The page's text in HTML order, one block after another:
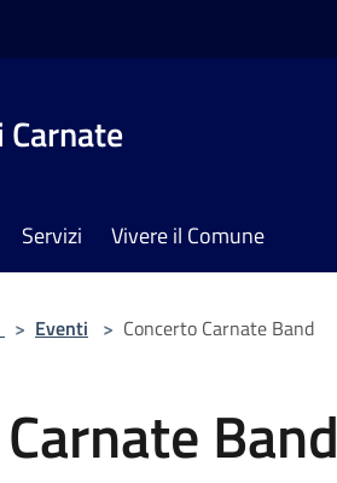
Carnate
Servizi Vivere il Comune
> Eventi > Concerto Carnate Band
Band